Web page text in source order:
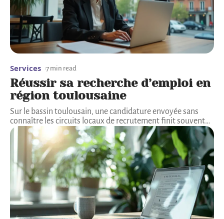
Services 7 min read
Réussir sa recherche d’emploi en
région toulousaine
Sur le bassin toulousain, une candidature envoyée sans
connaître les circuits locaux de recrutement finit souvent…